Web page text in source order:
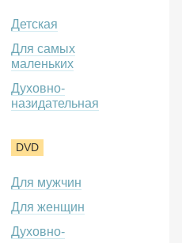
Детская
Для самых
маленьких
Духовно-
назидательная
DVD
Для мужчин
Для женщин
Духовно-